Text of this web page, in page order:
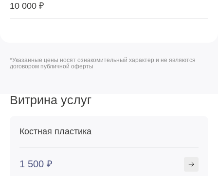
10 000 ₽
*Указанные цены носят ознакомительный характер и не являются
договором публичной оферты
Витрина услуг
Костная пластика
1 500 ₽